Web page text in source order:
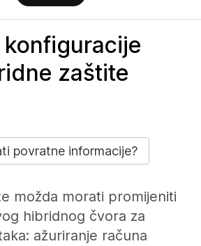
konfiguracije
zaštite
povratne informacije?
možda morati promijeniti
hibridnog čvora za
ažuriranje računa